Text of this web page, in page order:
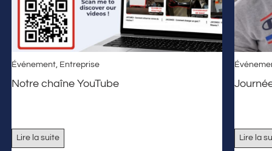
Événement Entreprise
Notre chaîne YouTube
Lire la suite Lire la